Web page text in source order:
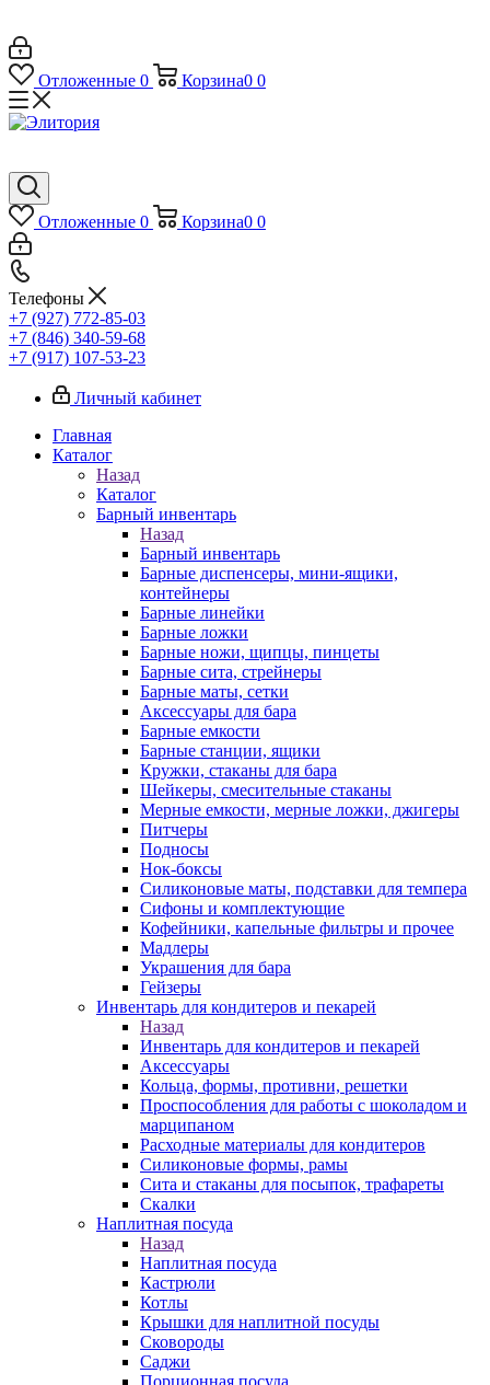
Отложенные 0 Корзина0 0
Отложенные 0 Корзина0 0
Телефоны
+7 (927) 772-85-03
+7 (846) 340-59-68
+7 (917) 107-53-23
Личный кабинет
Главная
Каталог
Назад
Каталог
Барный инвентарь
Назад
Барный инвентарь
Барные диспенсеры, мини-ящики,
контейнеры
Барные линейки
Барные ложки
Барные ножи, щипцы, пинцеты
Барные сита, стрейнеры
Барные маты, сетки
Аксессуары для бара
Барные емкости
Барные станции, ящики
Кружки, стаканы для бара
Шейкеры, смесительные стаканы
Мерные емкости, мерные ложки, джигеры
Питчеры
Подносы
Нок-боксы
Силиконовые маты, подставки для темпера
Сифоны и комплектующие
Кофейники, капельные фильтры и прочее
Мадлеры
Украшения для бара
Гейзеры
Инвентарь для кондитеров и пекарей
Назад
Инвентарь для кондитеров и пекарей
Аксессуары
Кольца, формы, противни, решетки
Проспособления для работы с шоколадом и
марципаном
Расходные материалы для кондитеров
Силиконовые формы, рамы
Сита и стаканы для посыпок, трафареты
Скалки
Наплитная посуда
Назад
Наплитная посуда
Кастрюли
Котлы
Крышки для наплитной посуды
Сковороды
Саджи
Порционная посуда